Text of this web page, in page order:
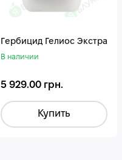
Гepбицид Гелиос Экстра
В наличии
5 929.00 грн.
Купить